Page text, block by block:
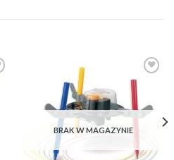
Wishlist
BRAK W MAGAZYNIE